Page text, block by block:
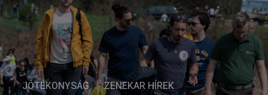
JÓTÉKONYSÁG ZENEKAR HÍREK